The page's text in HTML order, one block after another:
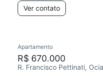
Ver contato
Apartamento
R$ 670.000
R. Francisco Pettinati,